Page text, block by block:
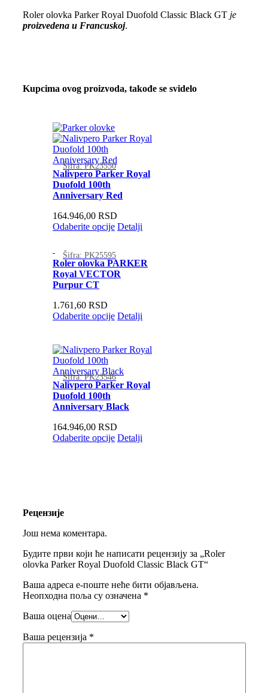
Roler olovka Parker Royal Duofold Classic Black GT je
proizvedena u Francuskoj.
Kupcima ovog proizvoda, takođe se svidelo
Šifra: PK23550
Nalivpero Parker Royal
Duofold 100th
Anniversary Red
164.946,00 RSD
Odaberite opcije Detalji
Šifra: PK25595
Roler olovka PARKER
Royal VECTOR
Purpur CT
1.761,60 RSD
Odaberite opcije Detalji
Šifra: PK23546
Nalivpero Parker Royal
Duofold 100th
Anniversary Black
164.946,00 RSD
Odaberite opcije Detalji
Рецензије
Још нема коментара.
Будите први који ће написати рецензију за „Roler
olovka Parker Royal Duofold Classic Black GT“
Ваша адреса е-поште неће бити објављена.
Неопходна поља су означена *
Ваша оцена
Ваша рецензија *